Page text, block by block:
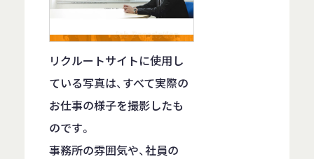
リクルートサイトに使用し
ている写真は、すべて実際の
お仕事の様子を撮影したも
のです。
事務所の雰囲気や、社員の